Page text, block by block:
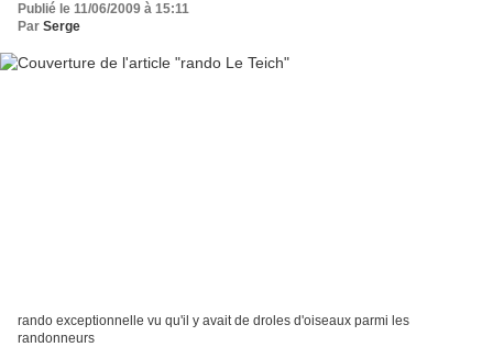
Publié le 11/06/2009 à 15:11
Par Serge
rando exceptionnelle vu qu'il y avait de droles d'oiseaux parmi les
randonneurs